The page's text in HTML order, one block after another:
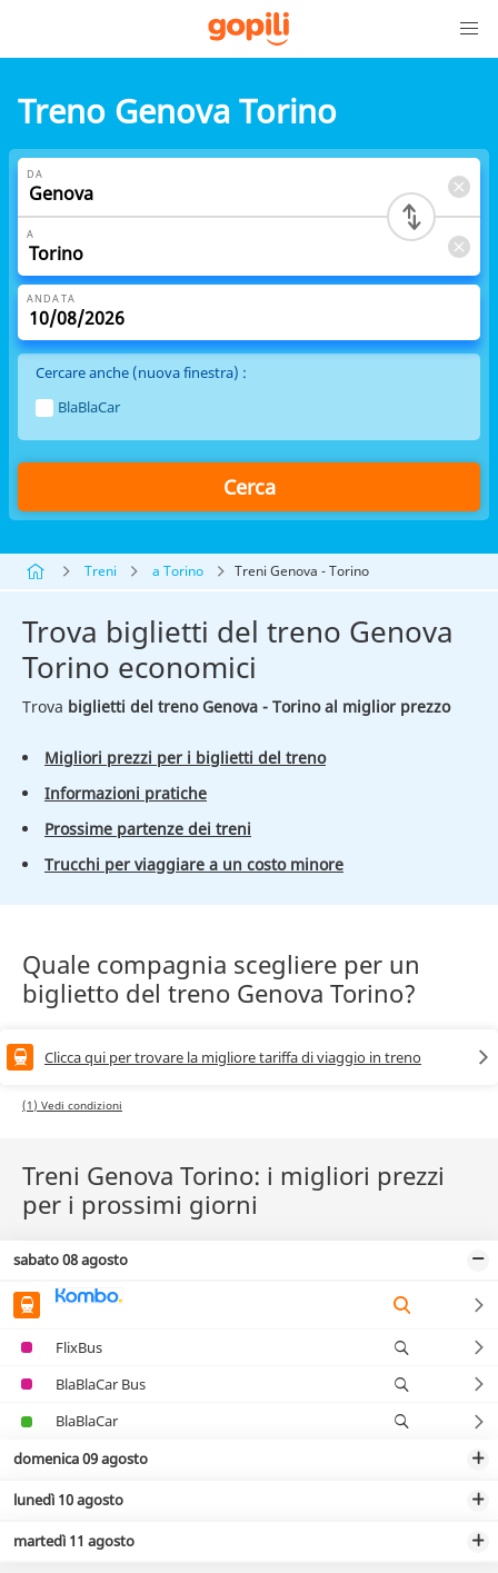
Treno Genova Torino
DA
A
ANDATA
Cercare anche (nuova finestra) :
BlaBlaCar
Cerca
Treni a Torino Treni Genova - Torino
Trova biglietti del treno Genova
Torino economici
Trova biglietti del treno Genova - Torino al miglior prezzo
Migliori prezzi per i biglietti del treno
Informazioni pratiche
Prossime partenze dei treni
Trucchi per viaggiare a un costo minore
Quale compagnia scegliere per un
biglietto del treno Genova Torino?
Clicca qui per trovare la migliore tariffa di viaggio in treno
(1) Vedi condizioni
Treni Genova Torino: i migliori prezzi
per i prossimi giorni
sabato 08 agosto
FlixBus
BlaBlaCar Bus
BlaBlaCar
domenica 09 agosto
lunedì 10 agosto
martedì 11 agosto